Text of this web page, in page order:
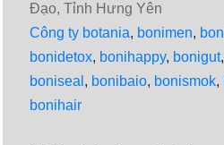
Đạo, Tỉnh Hưng Yên
Công ty botania, bonimen,
bonidetox, bonihappy, bonigut,
boniseal , bonibaio, bonismok,
bonihair